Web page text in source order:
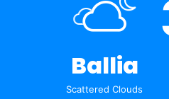
Ballia
Scattered Clouds